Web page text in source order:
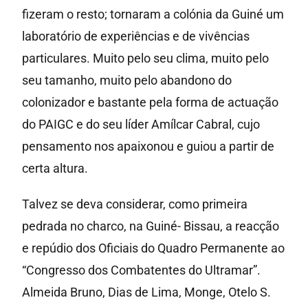
fizeram o resto; tornaram a colónia da Guiné um
laboratório de experiências e de vivências
particulares. Muito pelo seu clima, muito pelo
seu tamanho, muito pelo abandono do
colonizador e bastante pela forma de actuação
do PAIGC e do seu líder Amílcar Cabral, cujo
pensamento nos apaixonou e guiou a partir de
certa altura.
Talvez se deva considerar, como primeira
pedrada no charco, na Guiné- Bissau, a reacção
e repúdio dos Oficiais do Quadro Permanente ao
“Congresso dos Combatentes do Ultramar”.
Almeida Bruno, Dias de Lima, Monge, Otelo S.